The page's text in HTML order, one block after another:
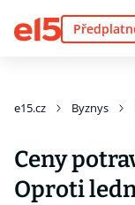
e15.cz Byznys
Ceny
Oproti